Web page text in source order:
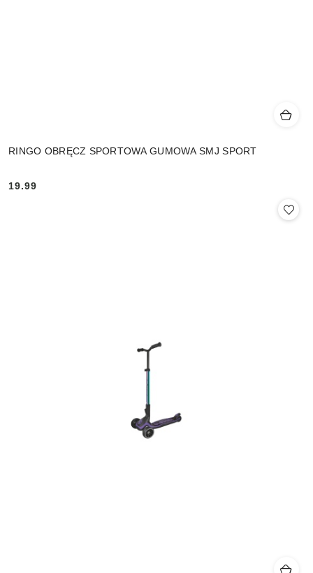
RINGO OBRĘCZ SPORTOWA GUMOWA SMJ SPORT
Cena:
19.99